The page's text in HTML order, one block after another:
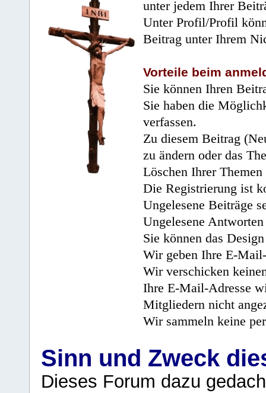
unter jedem Ihrer
Unter Profil/Profil
Beitrag unter Ihrem
Vorteile beim
Sie können Ihren
Sie haben die
verfassen.
Zu diesem Beitrag
zu ändern oder das
Löschen Ihrer
Die Registrierung ist
Ungelesene Beiträge
Ungelesene
Sie können das
Wir geben Ihre E-
Wir verschicken
Ihre E-Mail-Adresse
Mitgliedern nicht
Wir sammeln keine
Sinn und Zweck
Dieses Forum dazu